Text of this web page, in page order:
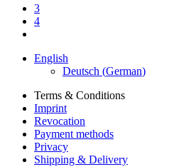
3
4
English
Deutsch (German)
Terms & Conditions
Imprint
Revocation
Payment methods
Privacy
Shipping & Delivery